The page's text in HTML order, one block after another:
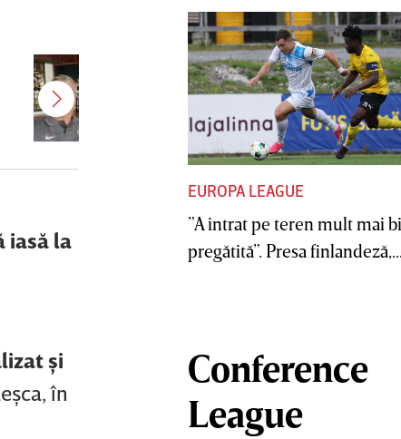
CFR a ales varianta pentru banca
tehnică după dezastrul cu
Tromso! Antrenorul a decolat
spre Cluj pentru negocierile finale
cu Varga
iasă la
şi
în
EUROPA LEAGUE
”A intrat pe teren mult mai
pregătită”. Presa
Conference
League